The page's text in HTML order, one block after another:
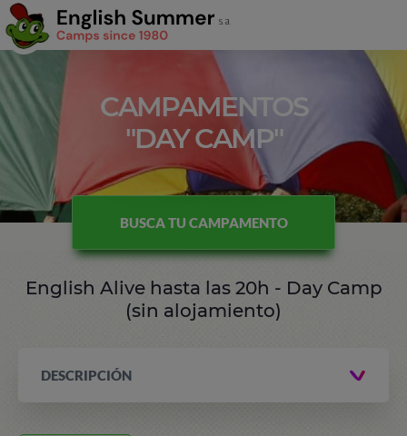
CAMPAMENTOS
"DAY CAMP"
BUSCA TU CAMPAMENTO
English Alive hasta las 20h - Day Camp
(sin alojamiento)
DESCRIPCIÓN